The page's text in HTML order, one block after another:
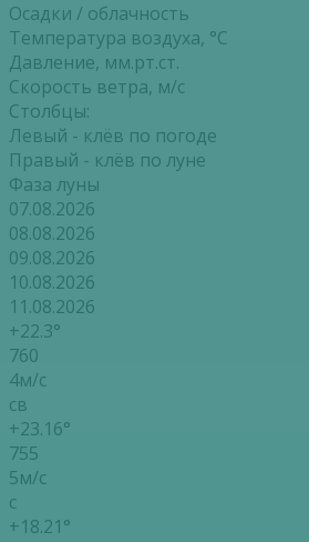
Осадки / облачность
Температура воздуха, °С
Давление, мм.рт.ст.
Скорость ветра, м/с
Столбцы:
Левый - клёв по погоде
Правый - клёв по луне
Фаза луны
07.08.2026
08.08.2026
09.08.2026
10.08.2026
11.08.2026
+22.3°
760
4м/с
св
+23.16°
755
5м/с
с
+18.21°